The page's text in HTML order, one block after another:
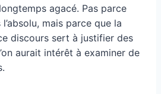
longtemps agacé. Pas parce
mais parce que la
discours sert à justifier des
aurait intérêt à examiner de